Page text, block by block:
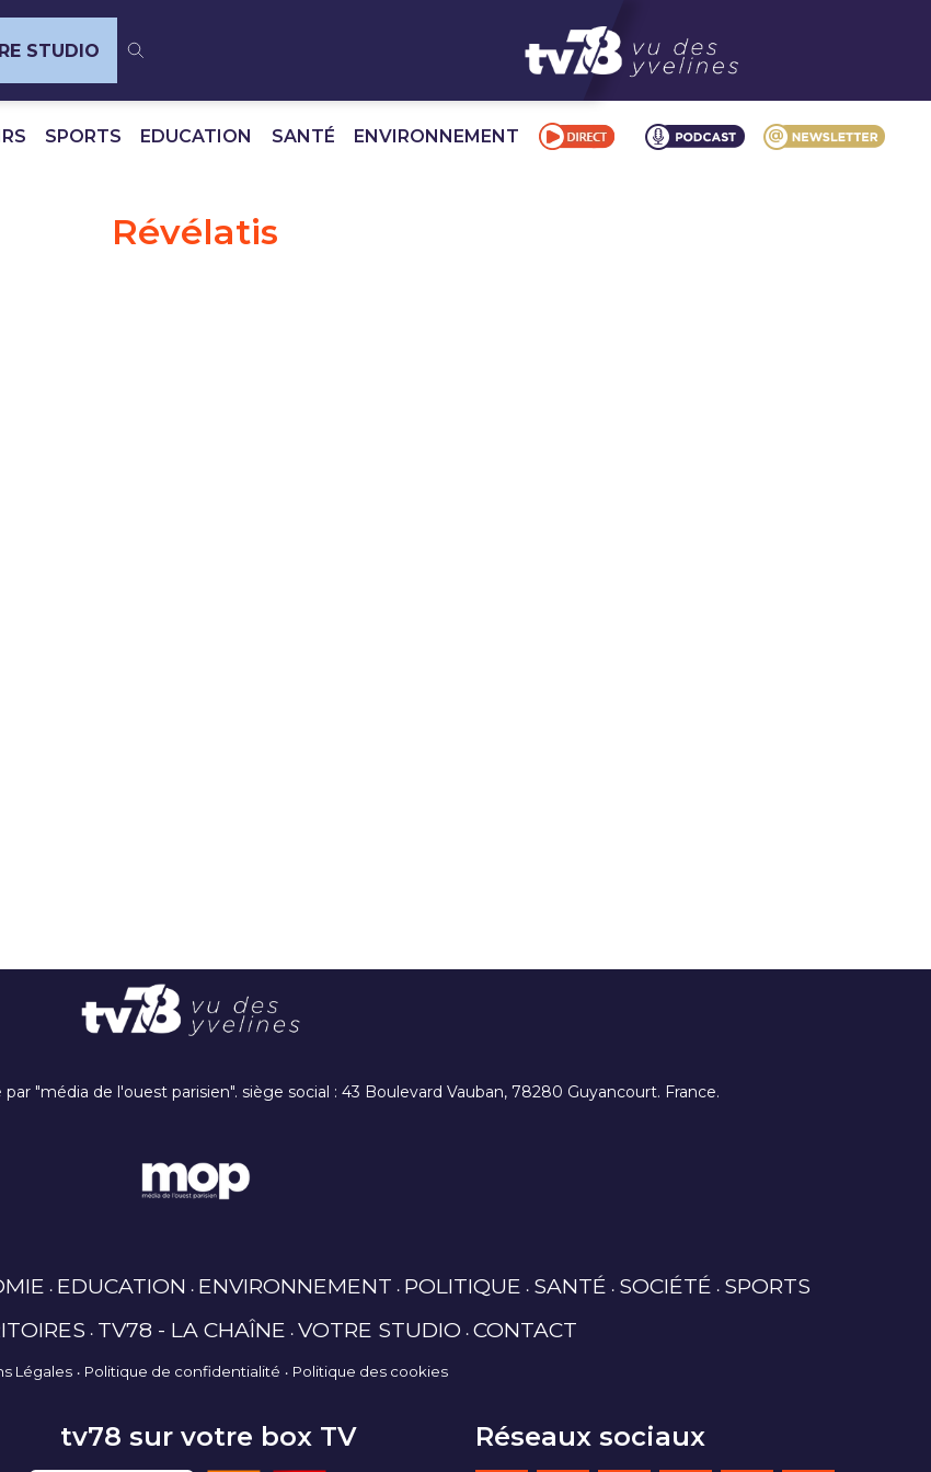
STUDIO
SPORTS EDUCATION SANTÉ ENVIRONNEMENT
Révélatis
"média de l'ouest parisien". siège social : 43 Boulevard Vauban, 78280 Guyancourt. France.
EDUCATION ENVIRONNEMENT POLITIQUE SANTÉ SOCIÉTÉ SPORTS
TV78 - LA CHAÎNE VOTRE STUDIO CONTACT
Légales Politique de confidentialité Politique des cookies
tv78 sur votre box TV Réseaux sociaux